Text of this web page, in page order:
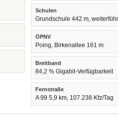
Schulen
Grundschule 442 m,
ÖPNV
Poing, Birkenallee 161 m
Breitband
84,2 % Gigabit-Verfügbarkeit
Fernstraße
A 99 5,9 km, 107.238 Kfz/Tag